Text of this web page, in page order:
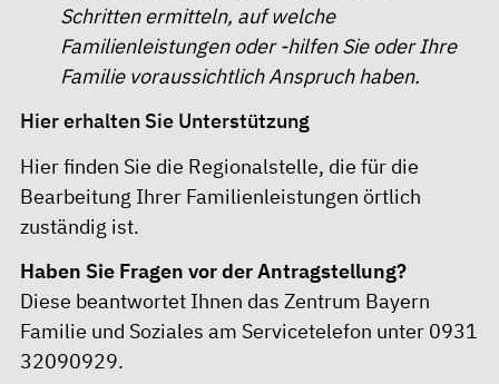
Schritten ermitteln, auf welche
Familienleistungen oder -hilfen Sie oder Ihre
Familie voraussichtlich Anspruch haben.
Hier erhalten Sie Unterstützung
Hierfinden Sie die Regionalstelle, die für die
Bearbeitung Ihrer Familienleistungen örtlich
zuständig ist.
Haben Sie Fragen vor der Antragstellung?
Diese beantwortet Ihnen das Zentrum Bayern
Familie und Soziales am Servicetelefon unter 0931
32090929.